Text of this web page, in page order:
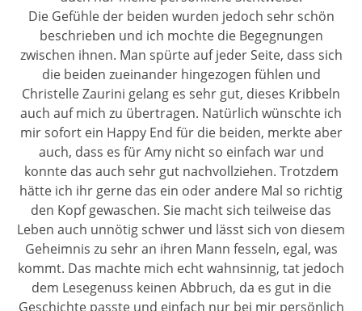
Die Gefühle der beiden wurden jedoch sehr schön
beschrieben und ich mochte die Begegnungen
zwischen ihnen. Man spürte auf jeder Seite, dass sich
die beiden zueinander hingezogen fühlen und
Christelle Zaurini gelang es sehr gut, dieses Kribbeln
auch auf mich zu übertragen. Natürlich wünschte ich
mir sofort ein Happy End für die beiden, merkte aber
auch, dass es für Amy nicht so einfach war und
konnte das auch sehr gut nachvollziehen. Trotzdem
hätte ich ihr gerne das ein oder andere Mal so richtig
den Kopf gewaschen. Sie macht sich teilweise das
Leben auch unnötig schwer und lässt sich von diesem
Geheimnis zu sehr an ihren Mann fesseln, egal, was
kommt. Das machte mich echt wahnsinnig, tat jedoch
dem Lesegenuss keinen Abbruch, da es gut in die
Geschichte passte und einfach nur bei mir persönlich